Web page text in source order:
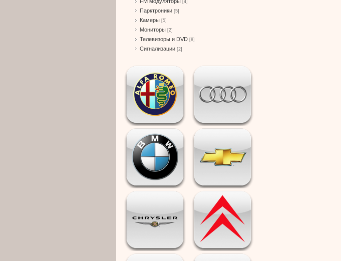
[4]
Парктроники [5]
Камеры [5]
Мониторы [2]
Телевизоры и DVD [8]
Сигнализации [2]